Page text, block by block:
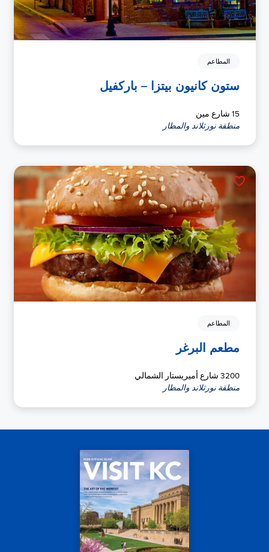
المطاعم
ستون كانيون بيتزا – باركفيل
15 شارع مين
منطقة نورثلاند والمطار
المطاعم
مطعم البرغر
3200 شارع أميريستار الشمالي
منطقة نورثلاند والمطار